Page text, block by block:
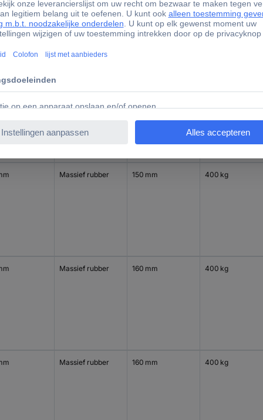
Massief rubber 150 mm 400 kg
Massief rubber 160 mm 400 kg
Massief rubber 160 mm 400 kg